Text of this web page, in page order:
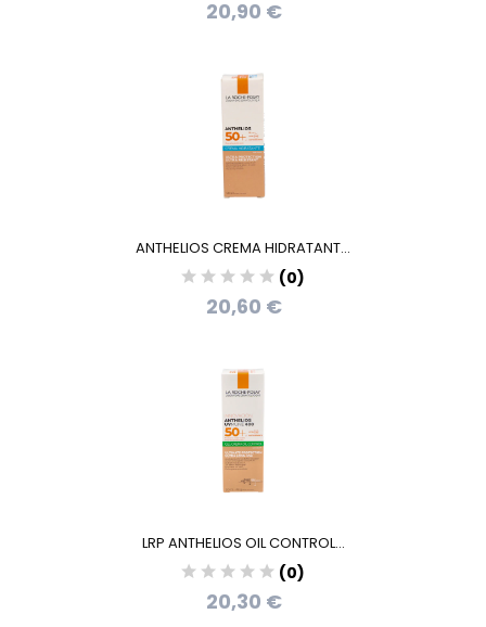
20,90 €
ANTHELIOS CREMA HIDRATANT...
(0)
20,60 €
LRP ANTHELIOS OIL CONTROL...
(0)
20,30 €